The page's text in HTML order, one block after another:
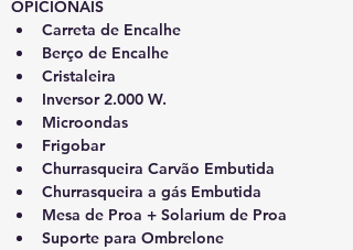
OPICIONAIS
Carreta de Encalhe
Berço de Encalhe
Cristaleira
Inversor 2.000 W.
Microondas
Frigobar
Churrasqueira Carvão Embutida
Churrasqueira a gás Embutida
Mesa de Proa + Solarium de Proa
Suporte para Ombrelone